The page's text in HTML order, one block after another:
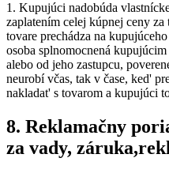
1. Kupujúci nadobúda
zaplatením celej kúpnej ceny
tovare prechádza na
osoba splnomocnená
alebo od jeho zastupcu,
neurobí včas, tak v čase, ked'
nakladat' s tovarom a kupujúci
8. Reklamačny
za vady,